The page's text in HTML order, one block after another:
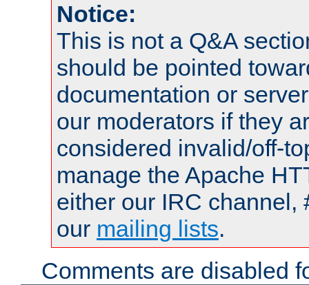
Notice:
This is not a Q&A
should be pointed
documentation or
our moderators if they
considered invalid/off-
manage the Apache
either our IRC channel,
our mailing lists.
Comments are disabled